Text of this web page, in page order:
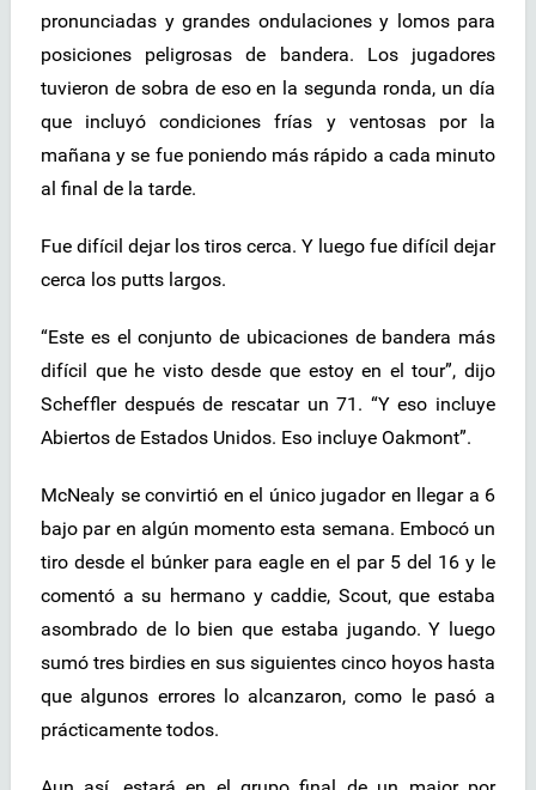
pronunciadas y grandes ondulaciones y lomos para
posiciones peligrosas de bandera. Los jugadores
tuvieron de sobra de eso en la segunda ronda, un día
que incluyó condiciones frías y ventosas por la
mañana y se fue poniendo más rápido a cada minuto
al final de la tarde.
Fue difícil dejar los tiros cerca. Y luego fue difícil dejar
cerca los putts largos.
“Este es el conjunto de ubicaciones de bandera más
difícil que he visto desde que estoy en el tour”, dijo
Scheffler después de rescatar un 71. “Y eso incluye
Abiertos de Estados Unidos. Eso incluye Oakmont”.
McNealy se convirtió en el único jugador en llegar a 6
bajo par en algún momento esta semana. Embocó un
tiro desde el búnker para eagle en el par 5 del 16 y le
comentó a su hermano y caddie, Scout, que estaba
asombrado de lo bien que estaba jugando. Y luego
sumó tres birdies en sus siguientes cinco hoyos hasta
que algunos errores lo alcanzaron, como le pasó a
prácticamente todos.